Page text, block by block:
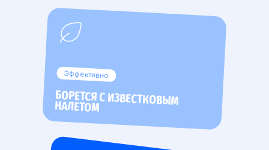
Эффективно
БОРЕТСЯ С ИЗВЕСТКОВЫМ
НАЛЕТОМ